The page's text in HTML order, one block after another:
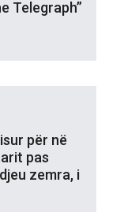
Telegraph”
për në
pas
zemra, i